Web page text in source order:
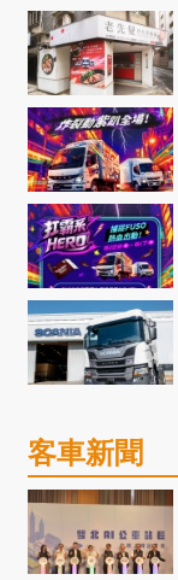
客車新聞